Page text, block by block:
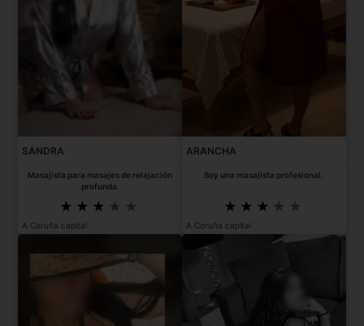
SANDRA
Masajista para masajes de relajación
profunda.
A Coruña capital
ARANCHA
Soy una masajista profesional.
A Coruña capital